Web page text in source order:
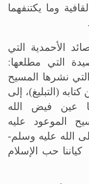
وما يكتنفهما
الأحمدية التي
التي مطلعها:
نشرها المسيح
(التبليغ)، إلى
عين فيض الله
الموعود عليه
الله عليه وسلم-
حب الإسلام